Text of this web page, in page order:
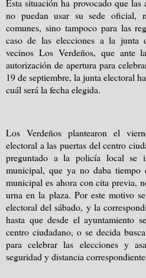
no puedan usar su sede oficial,
comunes, sino tampoco para las
caso de las elecciones a la junta
vecinos Los Verdeños, que ante
autorización de apertura para
19 de septiembre, la junta electoral
cuál será la fecha elegida.
Los Verdeños plantearon el
electoral a las puertas del centro
preguntado a la policía local se
municipal, que ya no daba tiempo
municipal es ahora con cita previa,
urna en la plaza. Por este motivo
electoral del sábado, y la
hasta que desde el ayuntamiento
centro ciudadano, o se decida
para celebrar las elecciones y
seguridad y distancia